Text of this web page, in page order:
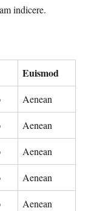
indicere.
Euismod
Aenean
Aenean
Aenean
Aenean
Aenean